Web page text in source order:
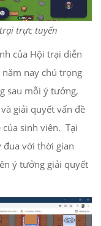
trực tuyến
của Hội trại diễn
nay chú trọng
sau mỗi ý tưởng,
giải quyết vấn đề
sinh viên. Tại
đua với thời gian
ý tưởng giải quyết